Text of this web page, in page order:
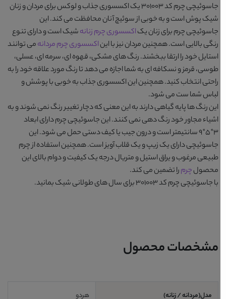
جاسوئیچی چرم کد 301003
یک اکسسوری جذاب و لوکس برای مردان و زنان
شیک پوش است و به خوبی از سوئیچ آنان محافظت می کند. این
جاسوئیچی چرم برای زنان یکاکسسوری چرم زنانهشیک است و دارای تنوع
رنگی بالایی است. همچنین مردان نیز با ایناکسسوری چرم مردانهمی توانند
استایل خود را ارتقا ببخشند. رنگ هایمشکی، قهوه ای، سرمه ای، عسلی،
طوسی، قرمز و نسکافه ایبه شما اجازه می دهد تا رنگ مورد علاقه خود را به
راحتی انتخاب کنید. همچنین این اکسسوری جذاب به خوبی با پوشش و
لباس شما ست می شود.
این رنگ ها پایه گیاهی دارند به این معنی که دچار تغییر رنگ نمی شوند و به
اشیاء مجاور خود رنگ دهی نمی کنند. این جاسوئیچی چرم دارای ابعاد
3*5*9 سانتیمتر است و درون جیب یا کیف دستی حمل می شود. این
جاسوئیچی دارای یک زیپ و یک قلاب آویز است. همچنین استفاده از چرم
طبیعی مرغوب و یراق استیل و متریال درجه یک کیفیت و دوام بالای این
محصولچرمرا تضمین می کند.
جاسوئیچی چرم کد 301003 برای سال های طولانی شیک بمانید.
مشخصات محصول
مدل(مردانه / زنانه) هردو